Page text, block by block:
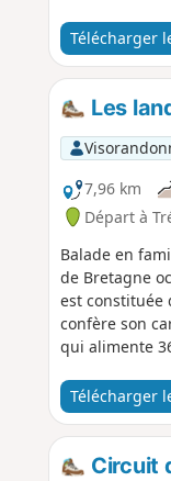
Télécharger
Les
7,96 km
Départ à
Balade en
de Bretagne
est constituée
confère son
qui alimente
Télécharger
Circuit